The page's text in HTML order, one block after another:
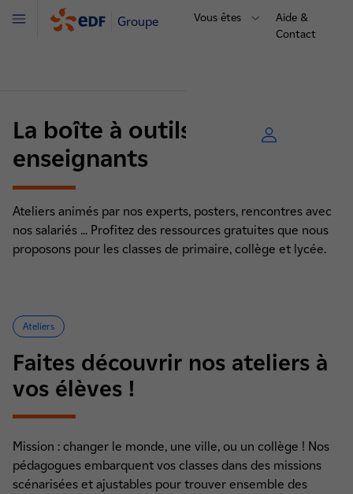
Groupe Vous êtes
Aide &
Contact
Menu
La boîte à outils des
enseignants
Ateliers animés par nos experts, posters, rencontres avec
nos salariés ... Profitez des ressources gratuites que nous
proposons pour les classes de primaire, collège et lycée.
Ateliers
Faites découvrir nos ateliers à
vos élèves !
Mission : changer le monde, une ville, ou un collège ! Nos
pédagogues embarquent vos classes dans des missions
scénarisées et ajustables pour trouver ensemble des